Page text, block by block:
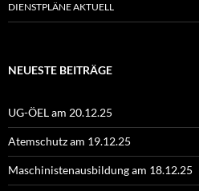
DIENSTPLÄNE AKTUELL
NEUESTE BEITRÄGE
UG-ÖEL am 20.12.25
Atemschutz am 19.12.25
Maschinistenausbildung am 18.12.25